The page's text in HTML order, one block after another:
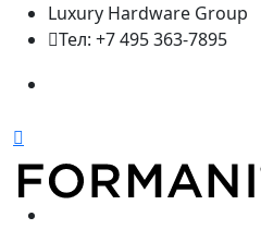
Luxury Hardware Group
Тел: +7 495 363-7895